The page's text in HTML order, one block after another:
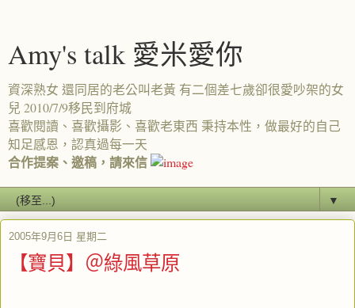
Amy's talk 愛米愛你
資深熟女 還同居的老公叫老黃 有二個差七歲卻很愛吵架的女
兒 2010/7/9移民到府城
喜歡閱讀、喜歡攝影、喜歡老東西 秉持本性，做最好的自己
知足感恩，認真過每一天
合作提案、邀稿，請來信
▼
2005年9月6日 星期二
【寶貝】＠綠風草原